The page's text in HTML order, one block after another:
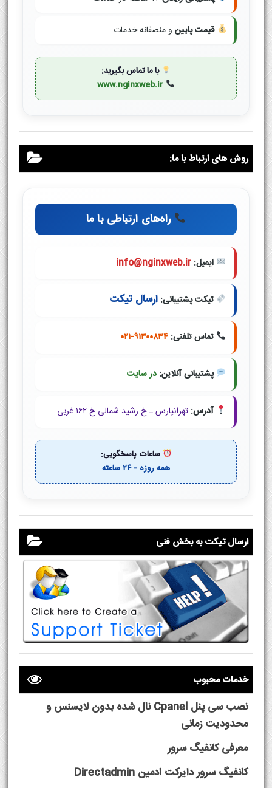
قیمت پایین و منصفانه خدمات
با ما تماس بگیرید:
www.nginxweb.ir
روش های ارتباط با ما:
راه‌های ارتباطی با ما
ایمیل: info@nginxweb.ir
تیکت پشتیبانی: ارسال تیکت
تماس تلفنی: ۰۲۱-۹۱۳۰۰۸۳۴
پشتیبانی آنلاین: در سایت
آدرس: تهرانپارس ـ خ رشید شمالی خ ۱۶۲ غربی
ساعات پاسخگویی:
همه روزه - ۲۴ ساعته
ارسال تیکت به بخش فنی
خدمات محبوب
نصب سی پنل Cpanel نال شده بدون لایسنس و
محدودیت زمانی
معرفی کانفیگ سرور
کانفیگ سرور دایرکت ادمین Directadmin